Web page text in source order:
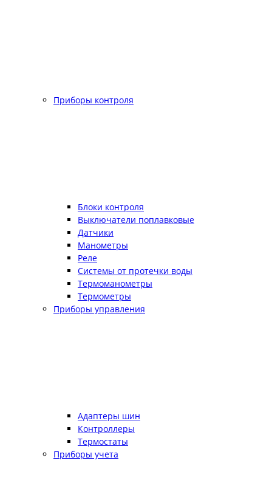
Приборы контроля
Блоки контроля
Выключатели поплавковые
Датчики
Манометры
Реле
Системы от протечки воды
Термоманометры
Термометры
Приборы управления
Адаптеры шин
Контроллеры
Термостаты
Приборы учета